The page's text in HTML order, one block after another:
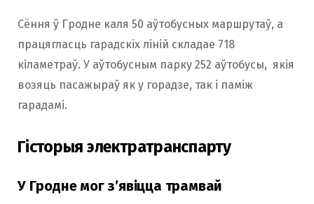
Сёння ў Гродне каля 50 аўтобусных маршрутаў, а
працягласць гарадскіх ліній складае 718
кіламетраў. У аўтобусным парку 252 аўтобусы, якія
возяць пасажыраў як у горадзе, так і паміж
гарадамі.
Гісторыя электратранспарту
У Гродне мог з’явіцца трамвай